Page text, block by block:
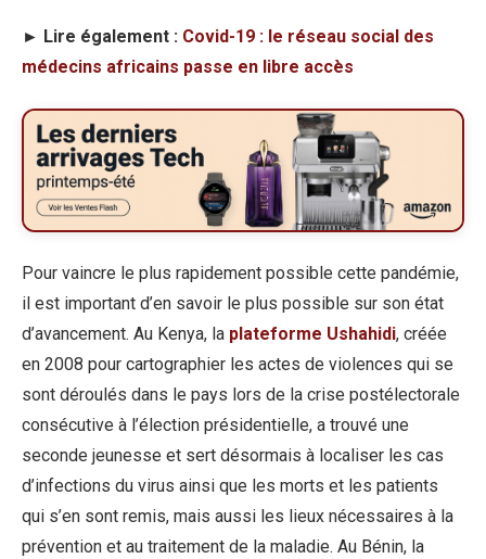
► Lire également : Covid-19 : le réseau social des
médecins africains passe en libre accès
Pour vaincre le plus rapidement possible cette pandémie,
il est important d’en savoir le plus possible sur son état
d’avancement. Au Kenya, la plateforme Ushahidi, créée
en 2008 pour cartographier les actes de violences qui se
sont déroulés dans le pays lors de la crise postélectorale
consécutive à l’élection présidentielle, a trouvé une
seconde jeunesse et sert désormais à localiser les cas
d’infections du virus ainsi que les morts et les patients
qui s’en sont remis, mais aussi les lieux nécessaires à la
prévention et au traitement de la maladie. Au Bénin, la